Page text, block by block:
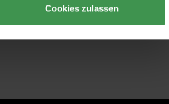
Cookies zulassen